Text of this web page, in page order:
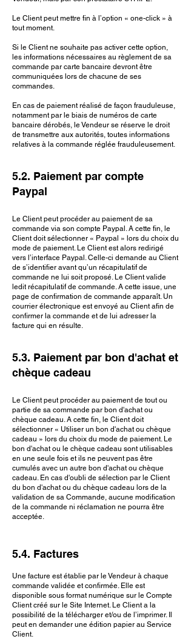
Le Client peut mettre fin à l’option « one-click » à
tout moment.
Si le Client ne souhaite pas activer cette option,
les informations nécessaires au règlement de sa
commande par carte bancaire devront être
communiquées lors de chacune de ses
commandes.
En cas de paiement réalisé de façon frauduleuse,
notamment par le biais de numéros de carte
bancaire dérobés, le Vendeur se réserve le droit
de transmettre aux autorités, toutes informations
relatives à la commande réglée frauduleusement.
5.2. Paiement par compte
Paypal
Le Client peut procéder au paiement de sa
commande via son compte Paypal. A cette fin, le
Client doit sélectionner « Paypal » lors du choix du
mode de paiement. Le Client est alors redirigé
vers l’interface Paypal. Celle-ci demande au Client
de s’identifier avant qu’un récapitulatif de
commande ne lui soit proposé. Le Client valide
ledit récapitulatif de commande. A cette issue, une
page de confirmation de commande apparaît. Un
courrier électronique est envoyé au Client afin de
confirmer la commande et de lui adresser la
facture qui en résulte.
5.3. Paiement par bon d'achat et
chèque cadeau
Le Client peut procéder au paiement de tout ou
partie de sa commande par bon d'achat ou
chèque cadeau. A cette fin, le Client doit
sélectionner « Utiliser un bon d'achat ou chèque
cadeau » lors du choix du mode de paiement. Le
bon d'achat ou le chèque cadeau sont utilisables
en une seule fois et ils ne peuvent pas être
cumulés avec un autre bon d'achat ou chèque
cadeau. En cas d'oubli de sélection par le Client
du bon d'achat ou du chèque cadeau lors de la
validation de sa Commande, aucune modification
de la commande ni réclamation ne pourra être
acceptée.
5.4. Factures
Une facture est établie par le Vendeur à chaque
commande validée et confirmée. Elle est
disponible sous format numérique sur le Compte
Client créé sur le Site Internet. Le Client a la
possibilité de la télécharger et/ou de l’imprimer. Il
peut en demander une édition papier au Service
Client.